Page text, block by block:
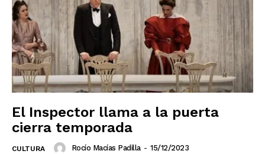
El Suplemento
El Inspector llama a la puerta
cierra temporada
CULTURA Rocío Macías Padilla - 15/12/2023